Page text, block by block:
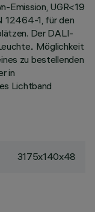
Emission, UGR<19
12464-1, für den
Der DALI-
Möglichkeit
zu bestellenden
in
Lichtband
3175x140x48